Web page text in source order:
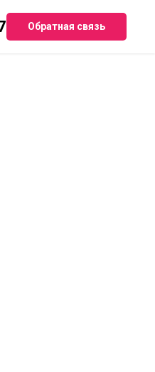
Обратная связь